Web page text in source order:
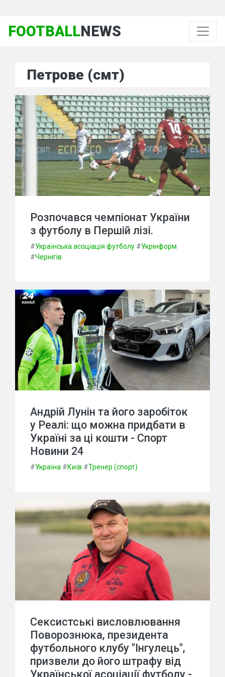
FOOTBALLNEWS
Петрове (смт)
Розпочався чемпіонат України
з футболу в Першій лізі.
#Українська асоціація футболу #Укрінформ
#Чернігів
Андрій Лунін та його заробіток
у Реалі: що можна придбати в
Україні за ці кошти - Спорт
Новини 24
#Україна #Київ #Тренер (спорт)
Сексистські висловлювання
Поворознюка, президента
футбольного клубу "Інгулець",
призвели до його штрафу від
Української асоціації футболу -